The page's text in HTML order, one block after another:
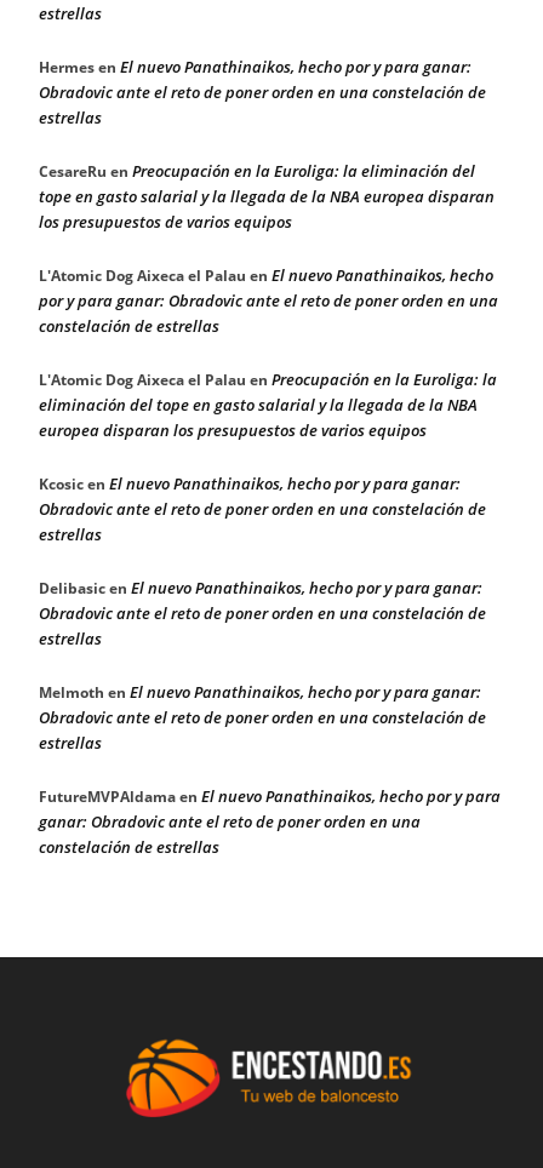
estrellas
Hermesen El nuevo Panathinaikos, hecho por y para ganar:
Obradovic ante el reto de poner orden en una constelación de
estrellas
CesareRu en Preocupación en la Euroliga: la eliminación del
tope en gasto salarial y la llegada de la NBA europea disparan
los presupuestos de varios equipos
L'Atomic Dog Aixeca el Palau en El nuevo Panathinaikos, hecho
por y para ganar: Obradovic ante el reto de poner orden en una
constelación de estrellas
L'Atomic Dog Aixeca el Palau en Preocupación en la Euroliga: la
eliminación del tope en gasto salarial y la llegada de la NBA
europea disparan los presupuestos de varios equipos
Kcosicen El nuevo Panathinaikos, hecho por y para ganar:
Obradovic ante el reto de poner orden en una constelación de
estrellas
Delibasicen El nuevo Panathinaikos, hecho por y para ganar:
Obradovic ante el reto de poner orden en una constelación de
estrellas
Melmoth en El nuevo Panathinaikos, hecho por y para ganar:
Obradovic ante el reto de poner orden en una constelación de
estrellas
FutureMVPAldamaen El nuevo Panathinaikos, hecho por y para
ganar: Obradovic ante el reto de poner orden en una
constelación de estrellas